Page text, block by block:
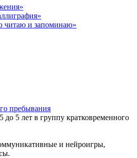
читаю и запоминаю»
пребывания
до 5 лет в группу кратковременного
и нейроигры,